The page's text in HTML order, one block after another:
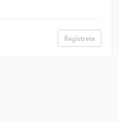
Regístrate